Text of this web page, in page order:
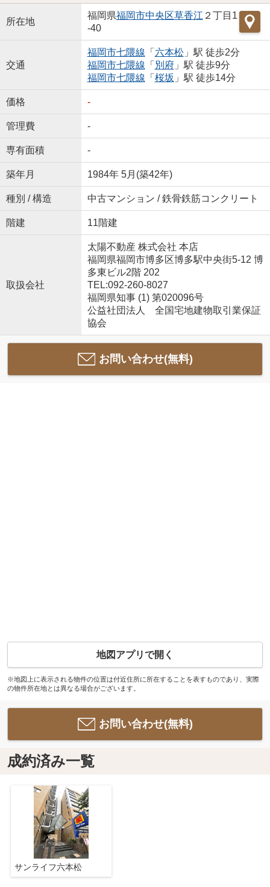
所在地
福岡県福岡市中央区草香江 ２丁目1
-40
交通
福岡市七隈線 「 六本松」駅 徒歩2分
福岡市七隈線 「 別府」駅 徒歩9分
福岡市七隈線 「 桜坂 」駅 徒歩14分
価格 -
管理費 -
専有面積 -
築年月 1984年 5月(築42年)
種別 / 構造 中古マンション / 鉄骨鉄筋コンクリート
階建 11階建
取扱会社
太陽不動産 株式会社 本店
福岡県福岡市博多区博多駅中央街5-12 博
多東ビル2階 202
TEL:092-260-8027
福岡県知事 (1) 第020096号
公益社団法人 全国宅地建物取引業保証
協会
お問い合わせ(無料)
地図アプリで開く
※地図上に表示される物件の位置は付近住所に所在することを表すものであり、実際
の物件所在地とは異なる場合がございます。
お問い合わせ(無料)
成約済み一覧
サンライフ六本松